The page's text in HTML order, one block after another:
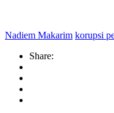
Nadiem Makarim korupsi
Share: